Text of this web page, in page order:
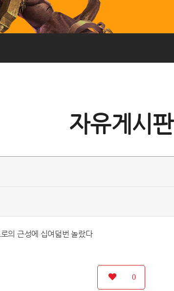
자유게시판
의 근성에 십여덟번 놀랐다
0